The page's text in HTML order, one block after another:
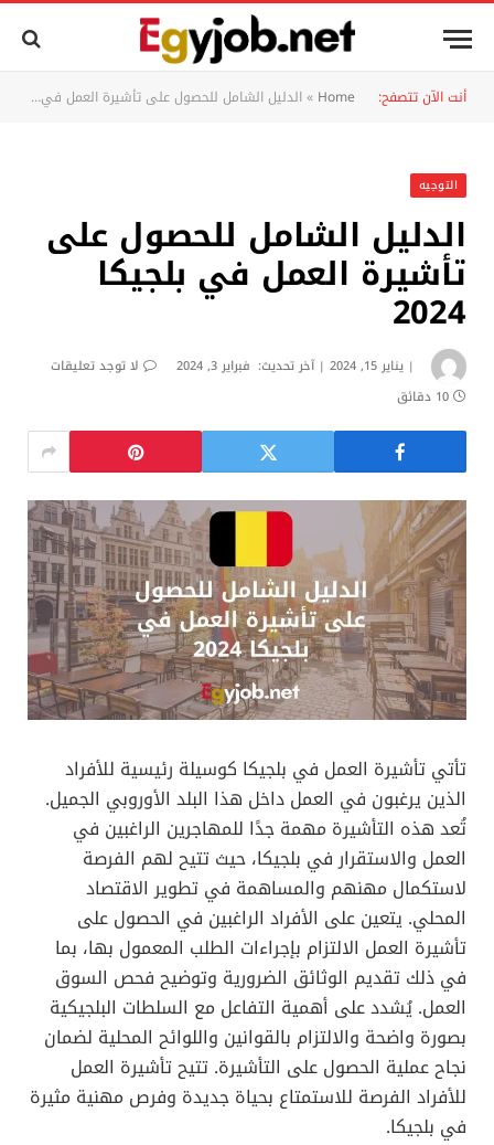
أنت الآن تتصفح: Home
»الدليل الشامل للحصول على تأشيرة العمل في بلجيكا 2024
التوجيه
الدليل الشامل للحصول على
تأشيرة العمل في بلجيكا
2024
يناير 15, 2024 آخر تحديث: فبراير 3, 2024
لا توجد تعليقات
10 دقائق
تأتي تأشيرة العمل في بلجيكا كوسيلة رئيسية للأفراد
الذين يرغبون في العمل داخل هذا البلد الأوروبي الجميل.
تُعد هذه التأشيرة مهمة جدًا للمهاجرين الراغبين في
العمل والاستقرار في بلجيكا، حيث تتيح لهم الفرصة
لاستكمال مهنهم والمساهمة في تطوير الاقتصاد
المحلي. يتعين على الأفراد الراغبين في الحصول على
تأشيرة العمل الالتزام بإجراءات الطلب المعمول بها، بما
في ذلك تقديم الوثائق الضرورية وتوضيح فحص السوق
العمل. يُشدد على أهمية التفاعل مع السلطات البلجيكية
بصورة واضحة والالتزام بالقوانين واللوائح المحلية لضمان
نجاح عملية الحصول على التأشيرة. تتيح تأشيرة العمل
للأفراد الفرصة للاستمتاع بحياة جديدة وفرص مهنية مثيرة
في بلجيكا.